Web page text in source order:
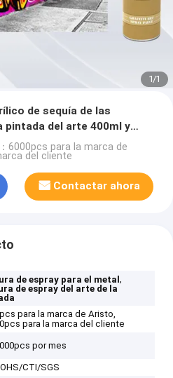
1/1
de sequía de las
pintada del arte 400ml y
6000pcs para la marca de
del cliente
Contactar ahora
de espray para el metal,
de espray del arte de la
para la marca de Aristo,
para la marca del cliente
por mes
CTI/SGS